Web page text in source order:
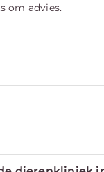
om advies.